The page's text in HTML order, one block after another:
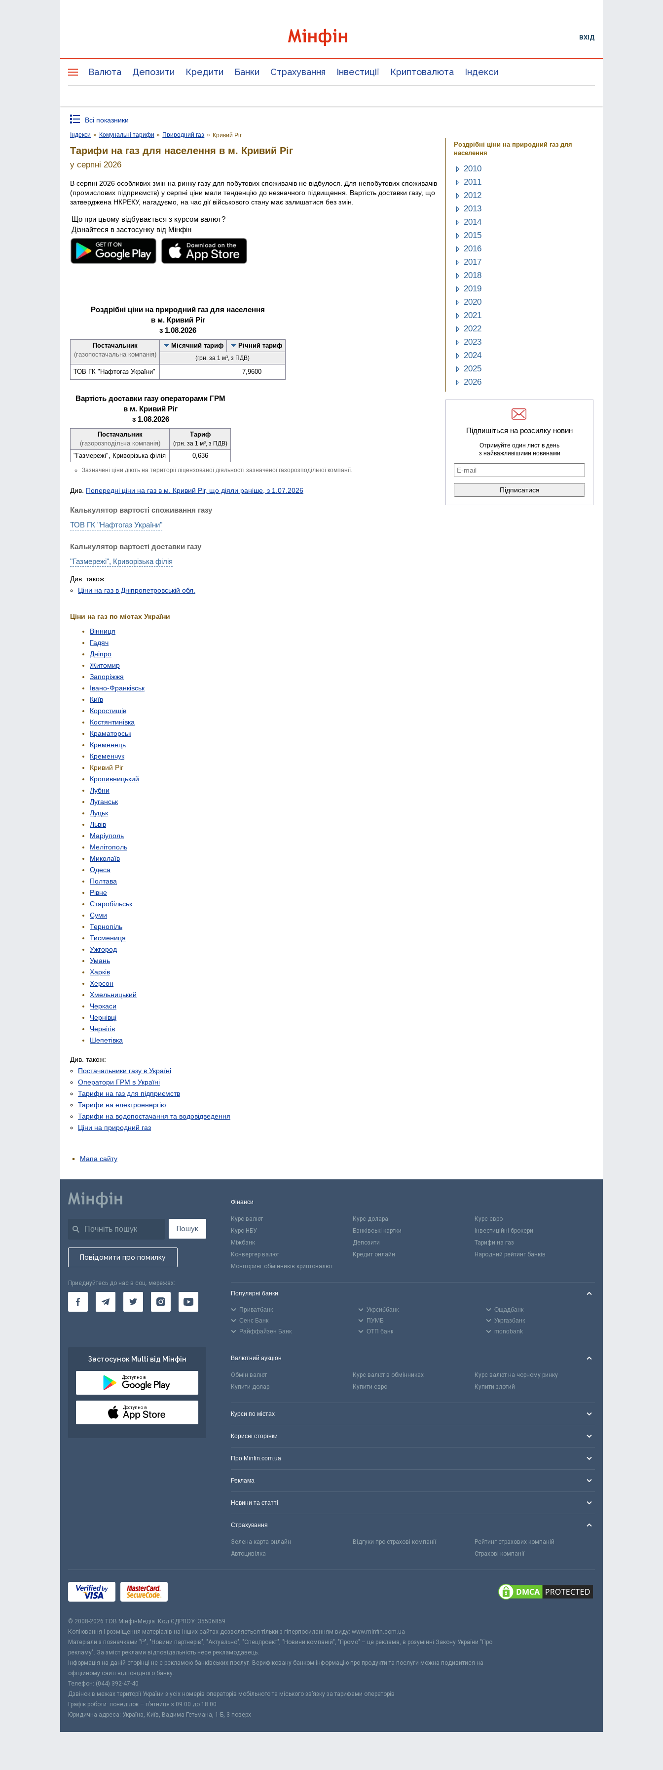
ВХІД
Валюта Депозити Кредити Банки Страхування Інвестиції Криптовалюта Індекси
Всі показники
Індекси » Комунальні тарифи » Природний газ » Кривий Ріг
Тарифи на газ для населення в м. Кривий Ріг
у серпні 2026
В серпні 2026 особливих змін на ринку газу для побутових споживачів не відбулося. Для непобутових споживачів
(промислових підприємств) у серпні ціни мали тенденцію до незначного підвищення. Вартість доставки газу, що
затверджена НКРЕКУ, нагадуємо, на час дії військового стану має залишатися без змін.
Що при цьому відбувається з курсом валют?
Дізнайтеся в застосунку від Мінфін
Роздрібні ціни на природний газ для населення
в м. Кривий Ріг
з 1.08.2026
Постачальник
(газопостачальна компанія)
Місячний тариф Річний тариф
(грн. за 1 м³, з ПДВ)
ТОВ ГК "Нафтогаз України" 7,9600
Вартість доставки газу операторами ГРМ
в м. Кривий Ріг
з 1.08.2026
Постачальник
(газорозподільча компанія)
Тариф
(грн. за 1 м³, з ПДВ)
"Газмережі", Криворізька філія 0,636
Зазначені ціни діють на території ліцензованої діяльності зазначеної газорозподільчої компанії.
Див. Попередні ціни на газ в м. Кривий Ріг, що діяли раніше, з 1.07.2026
Калькулятор вартості споживання газу
ТОВ ГК "Нафтогаз України"
Калькулятор вартості доставки газу
"Газмережі", Криворізька філія
Див. також:
Ціни на газ в Дніпропетровській обл.
Ціни на газ по містах України
Вінниця
Гадяч
Дніпро
Житомир
Запоріжжя
Івано-Франківськ
Київ
Коростишів
Костянтинівка
Краматорськ
Кременець
Кременчук
Кривий Ріг
Кропивницький
Лубни
Луганськ
Луцьк
Львів
Маріуполь
Мелітополь
Миколаїв
Одеса
Полтава
Рівне
Старобільськ
Суми
Тернопіль
Тисмениця
Ужгород
Умань
Харків
Херсон
Хмельницький
Черкаси
Чернівці
Чернігів
Шепетівка
Див. також:
Постачальники газу в Україні
Оператори ГРМ в Україні
Тарифи на газ для підприємств
Тарифи на електроенергію
Тарифи на водопостачання та водовідведення
Ціни на природний газ
Роздрібні ціни на природний газ для
населення
2010
2011
2012
2013
2014
2015
2016
2017
2018
2019
2020
2021
2022
2023
2024
2025
2026
Підпишіться на розсилку новин
Отримуйте один лист в день
з найважливішими новинами
Мапа сайту
Пошук
Повідомити про помилку
Приєднуйтесь до нас в соц. мережах:
Застосунок Multi від Мінфін
Доступно в
Доступно в
Фінанси
Курс валют Курс долара
Курс євро
Курс НБУ
Банківські картки
Інвестиційні брокери
Міжбанк
Депозити
Тарифи на газ
Конвертер валют
Кредит онлайн
Народний рейтинг банків
Моніторинг обмінників криптовалют
Популярні банки
Приватбанк Укрсиббанк
Ощадбанк
Сенс Банк
ПУМБ
Укргазбанк
Райффайзен Банк
ОТП банк monobank
Валютний аукціон
Обмін валют Курс валют в обмінниках
Курс валют на чорному ринку
Купити долар
Купити євро Купити злотий
Курси по містах
Корисні сторінки
Про Minfin.com.ua
Реклама
Новини та статті
Страхування
Зелена карта онлайн Відгуки про страхові компанії
Рейтинг страхових компаній
Автоцивілка
Страхові компанії
© 2008-2026 ТОВ МiнфiнМедiа. Код ЄДРПОУ: 35506859
Копіювання і розміщення матеріалів на інших сайтах дозволяється тільки з гіперпосиланням виду: www.minfin.com.ua
Матеріали з позначками "Р", "Новини партнерів", "Актуально", "Спецпроект", "Новини компаній", "Промо" – це реклама, в розумінні Закону України "Про
рекламу". За зміст реклами відповідальність несе рекламодавець.
Інформація на даній сторінці не є рекламою банківських послуг. Верифіковану банком інформацію про продукти та послуги можна подивитися на
офіційному сайті відповідного банку.
Телефон: (044) 392-47-40
Дзвінок в межах території України з усіх номерів операторів мобільного та міського зв’язку за тарифами операторів
Графік роботи: понеділок – п’ятниця з 09:00 до 18:00
Юридична адреса: Україна, Київ, Вадима Гетьмана, 1-Б, 3 поверх